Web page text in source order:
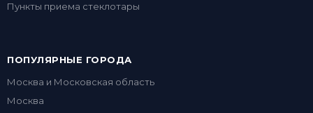
Пункты приема стеклотары
ПОПУЛЯРНЫЕ ГОРОДА
Москва и Московская область
Москва